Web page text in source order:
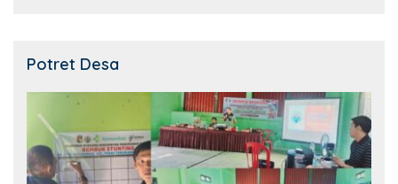
Potret Desa